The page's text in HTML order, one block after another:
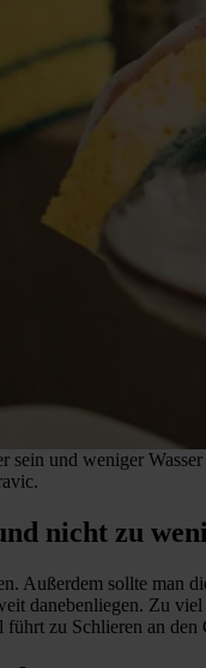
sein und weniger
nicht zu
Außerdem sollte man
danebenliegen. Zu
zu Schlieren an